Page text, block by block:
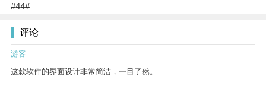
#44#
评论
游客
这款软件的界面设计非常简洁，一目了然。